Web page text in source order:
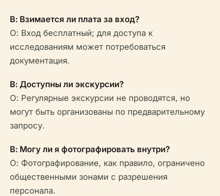
В: Взимается ли плата за вход?
О: Вход бесплатный; для доступа к
исследованиям может потребоваться
документация.
В: Доступны ли экскурсии?
О: Регулярные экскурсии не проводятся, но
могут быть организованы по предварительному
запросу.
В: Могу ли я фотографировать внутри?
О: Фотографирование, как правило, ограничено
общественными зонами с разрешения
персонала.